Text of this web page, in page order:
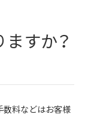
すか？
数料などはお客様